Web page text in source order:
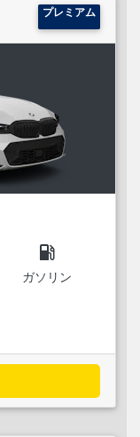
プレミアム
local_gas_station
ガソリン